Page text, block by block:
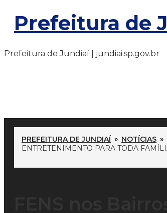
Prefeitura de
Prefeitura de Jundiaí | jundiai.sp.gov.br
PREFEITURA DE JUNDIAÍ » NOTÍCIAS »
ENTRETENIMENTO PARA TODA